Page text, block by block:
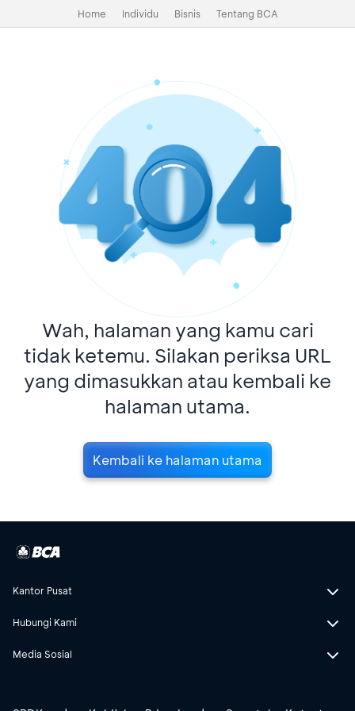
Home Individu Bisnis Tentang BCA
Wah, halaman yang kamu cari
tidak ketemu. Silakan periksa URL
yang dimasukkan atau kembali ke
halaman utama.
Kembali ke halaman utama
Kantor Pusat
Hubungi Kami
Media Sosial